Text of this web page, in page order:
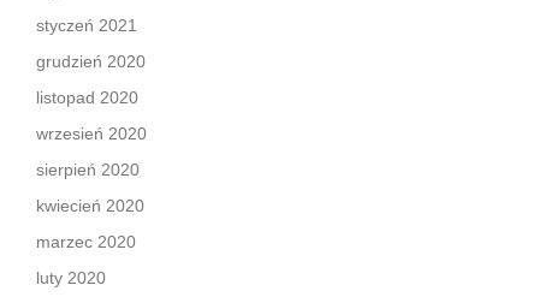
styczeń 2021
grudzień 2020
listopad 2020
wrzesień 2020
sierpień 2020
kwiecień 2020
marzec 2020
luty 2020